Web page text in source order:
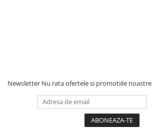
Newsletter Nu rata ofertele si promotiile noastre